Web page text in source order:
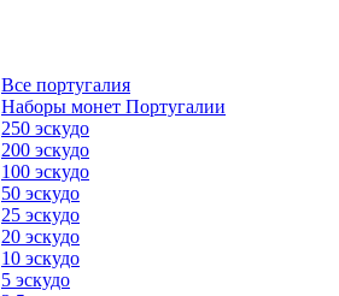
Все португалия
Наборы монет Португалии
250 эскудо
200 эскудо
100 эскудо
50 эскудо
25 эскудо
20 эскудо
10 эскудо
5 эскудо